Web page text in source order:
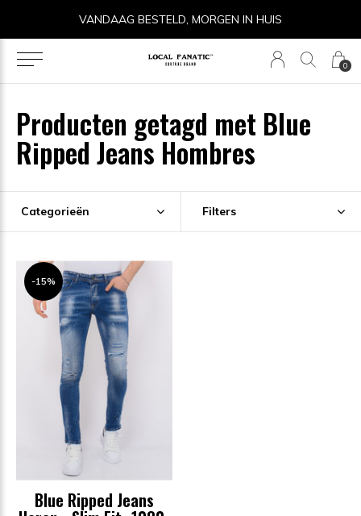
0
VANDAAG BESTELD, MORGEN IN HUIS
Producten getagd met Blue
Ripped Jeans Hombres
Categorieën Filters
-15%
Blue Ripped Jeans